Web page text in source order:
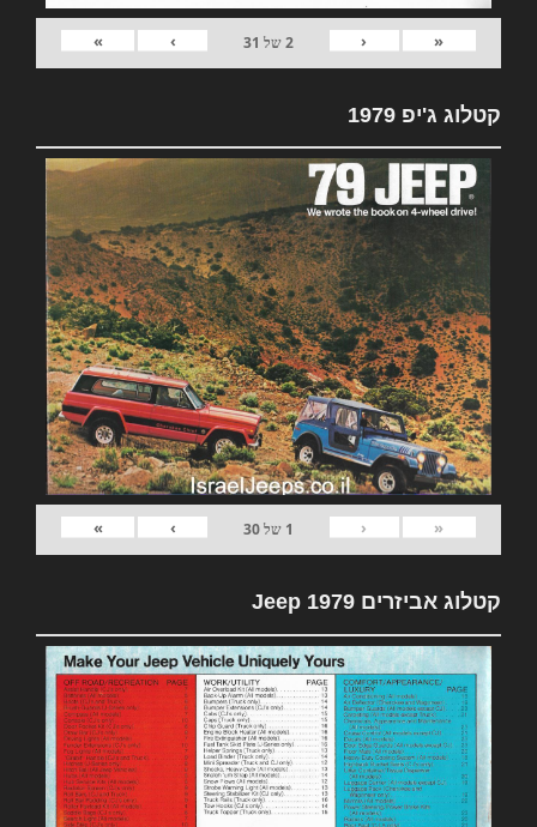
«
‹
2של 31
›
»
קטלוג ג'יפ 1979
«
‹
1 של30
›
»
קטלוג אביזרים 1979 Jeep